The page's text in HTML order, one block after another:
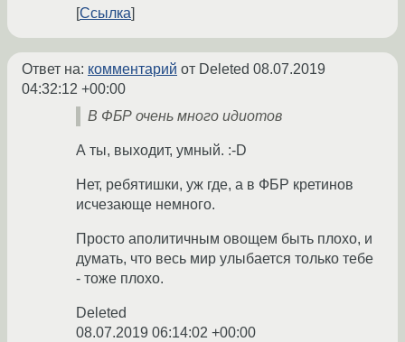
Ссылка
Ответ на: комментарий от Deleted 08.07.2019
04:32:12 +00:00
В ФБР очень много идиотов
А ты, выходит, умный. :-D
Нет, ребятишки, уж где, а в ФБР кретинов
исчезающе немного.
Просто аполитичным овощем быть плохо, и
думать, что весь мир улыбается только тебе
- тоже плохо.
Deleted
08.07.2019 06:14:02 +00:00